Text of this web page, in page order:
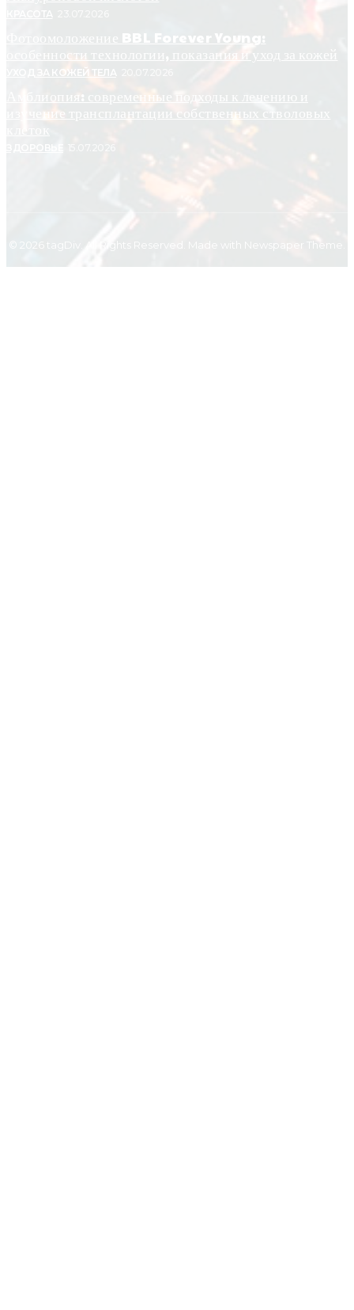
КРАСОТА
Фотоомоложение BBL Forever Young:
особенности технологии, показания и уход за кожей
УХОД ЗА КОЖЕЙ ТЕЛА
Амблиопия: современные подходы к лечению и
изучение трансплантации собственных стволовых
клеток
ЗДОРОВЬЕ
© 2026 tagDiv. All Rights Reserved. Made with Newspaper Theme.